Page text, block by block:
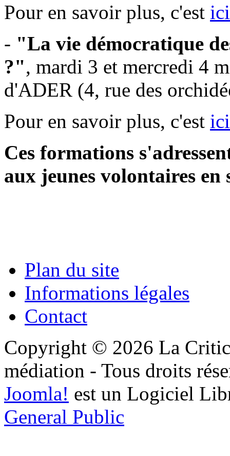
Pour en savoir plus, c'est ici
- "La vie démocratique
?", mardi 3 et mercredi 4
d'ADER (4, rue des
Pour en savoir plus, c'est ici
Ces formations
aux jeunes volontaires en
Plan du site
Informations légales
Contact
Copyright © 2026 La
médiation - Tous droits
Joomla! est un Logiciel
General Public